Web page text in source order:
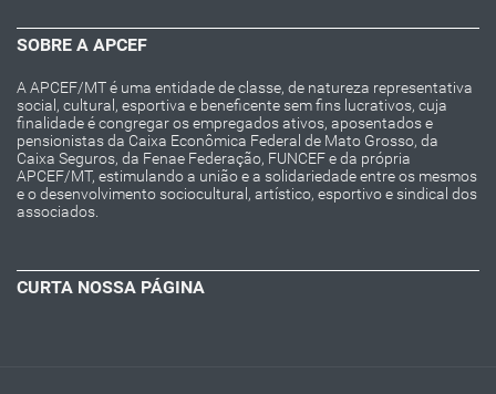
SOBRE A APCEF
A APCEF/MT é uma entidade de classe, de natureza representativa
social, cultural, esportiva e beneficente sem fins lucrativos, cuja
finalidade é congregar os empregados ativos, aposentados e
pensionistas da Caixa Econômica Federal de Mato Grosso, da
Caixa Seguros, da Fenae Federação, FUNCEF e da própria
APCEF/MT, estimulando a união e a solidariedade entre os mesmos
e o desenvolvimento sociocultural, artístico, esportivo e sindical dos
associados.
CURTA NOSSA PÁGINA